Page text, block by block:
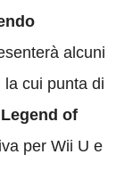
alcuni
cui punta di
of
per Wii U e